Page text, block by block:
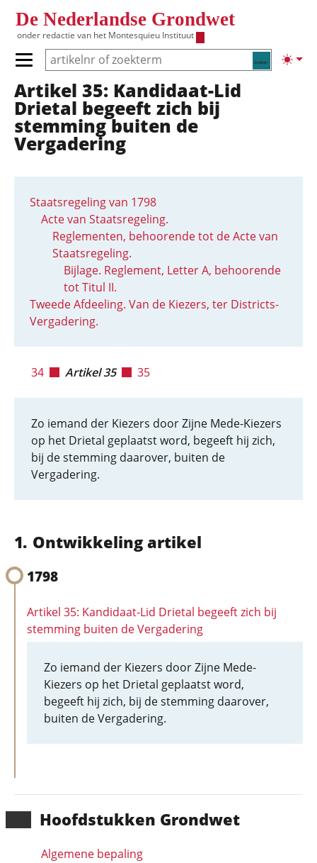
De Nederlandse Grondwet
onder redactie van het Montesquieu Instituut
Zoeken
Primair menu tonen/verbergen
Hoofdnavigatie
Hoofd­stukken Grondwet
Algemene bepaling
Artikel 35: Kandidaat-Lid
Drietal begeeft zich bij
stemming buiten de
Vergadering
Staatsregeling van 1798
Acte van Staatsregeling.
Reglementen, behoorende tot de Acte van
Staatsregeling.
Bijlage. Reglement, Letter A, behoorende
tot Titul II.
Tweede Afdeeling. Van de Kiezers, ter Districts-
Vergadering.
34 Artikel 35 35
Zo iemand der Kiezers door Zijne Mede-Kiezers
op het Drietal geplaatst word, begeeft hij zich,
bij de stemming daarover, buiten de
Vergadering.
Ontwikkeling artikel
1798
Artikel 35: Kandidaat-Lid Drietal begeeft zich bij
stemming buiten de Vergadering
Zo iemand der Kiezers door Zijne Mede-
Kiezers op het Drietal geplaatst word,
begeeft hij zich, bij de stemming daarover,
buiten de Vergadering.